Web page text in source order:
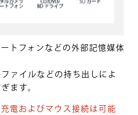
トフォンなどの外部記憶媒体
ァイルなどの持ち出しによ
ます。
電およびマウス接続は可能